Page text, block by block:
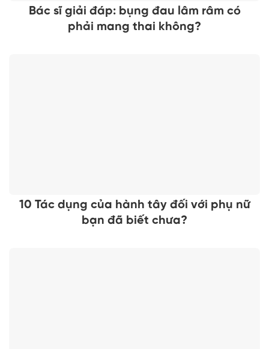
Bác sĩ giải đáp: bụng đau lâm râm có
phải mang thai không?
10 Tác dụng của hành tây đối với phụ nữ
bạn đã biết chưa?